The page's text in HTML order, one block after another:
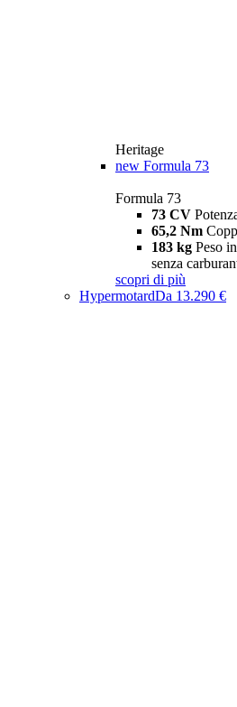
Heritage
new Formula 73
Formula 73
73 CV
65,2 Nm
183 kg Peso
senza
scopri di più
HypermotardDa 13.290 €